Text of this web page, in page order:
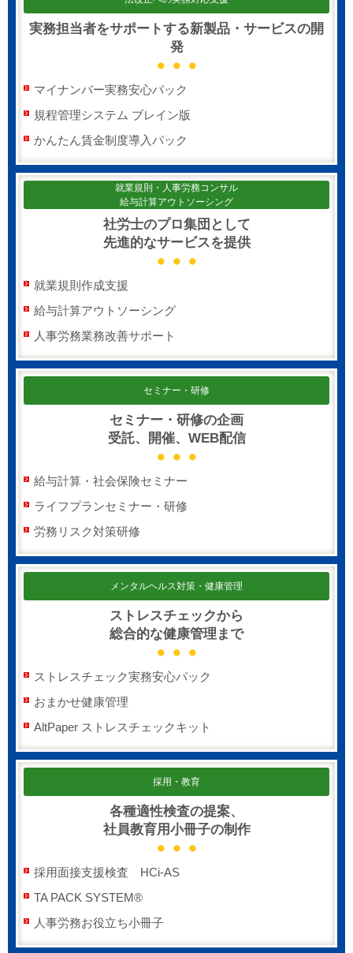
実務担当者をサポートする新製品・サービスの開
発
マイナンバー実務安心パック
規程管理システム ブレイン版
かんたん賃金制度導入パック
就業規則・人事労務コンサル
給与計算アウトソーシング
社労士のプロ集団として
先進的なサービスを提供
就業規則作成支援
給与計算アウトソーシング
人事労務業務改善サポート
セミナー・研修
セミナー・研修の企画
受託、開催、WEB配信
給与計算・社会保険セミナー
ライフプランセミナー・研修
労務リスク対策研修
メンタルヘルス対策・健康管理
ストレスチェックから
総合的な健康管理まで
ストレスチェック実務安心パック
おまかせ健康管理
AltPaper ストレスチェックキット
採用・教育
各種適性検査の提案、
社員教育用小冊子の制作
採用面接支援検査 HCi-AS
TA PACK SYSTEM®
人事労務お役立ち小冊子